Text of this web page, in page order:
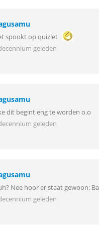
spookt op quizlet
geleden
dit begint eng te worden o.o
geleden
Nee hoor er staat gewoon:
geleden